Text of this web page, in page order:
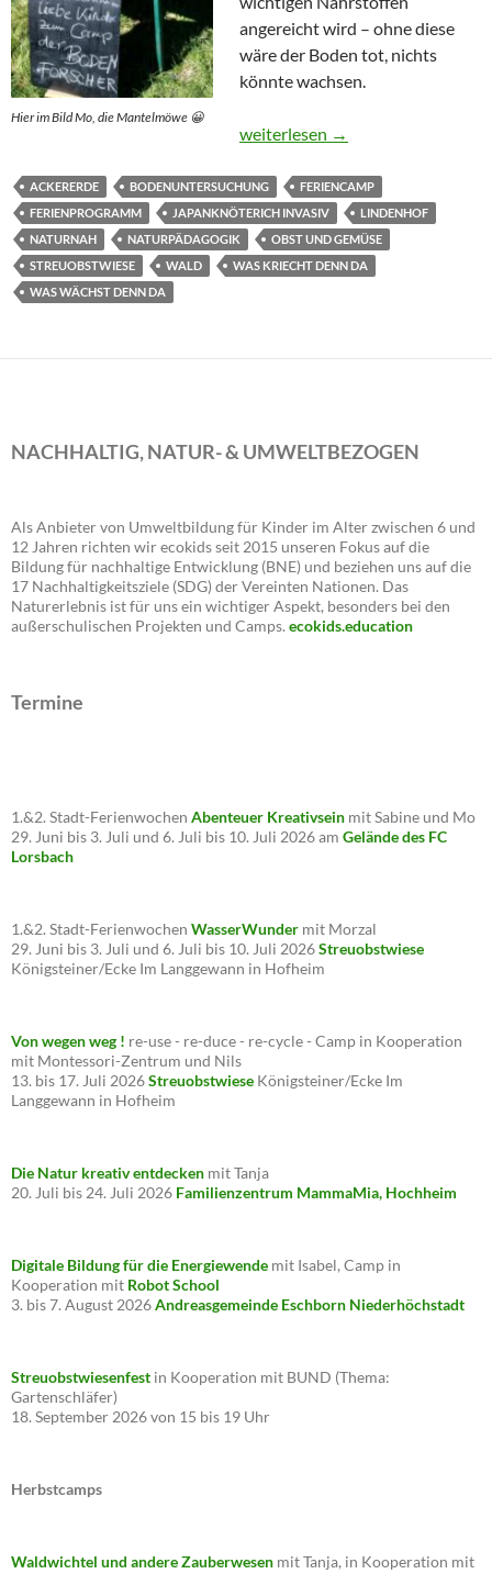
Hier im Bild Mo, die Mantelmöwe 😀
angereicht wird – ohne diese
wäre der Boden tot, nichts
könnte wachsen.
Die Bodenforscher haben
weiterlesen →
ACKERERDE BODENUNTERSUCHUNG
FERIENCAMP
FERIENPROGRAMM
JAPANKNÖTERICH INVASIV
LINDENHOF
NATURNAH
NATURPÄDAGOGIK
OBST UND GEMÜSE
STREUOBSTWIESE
WALD
WAS KRIECHT DENN DA
WAS WÄCHST DENN DA
NACHHALTIG, NATUR- & UMWELTBEZOGEN
Als Anbieter von Umweltbildung für Kinder im Alter zwischen 6 und
12 Jahren richten wir ecokids seit 2015 unseren Fokus auf die
Bildung für nachhaltige Entwicklung (BNE) und beziehen uns auf die
17 Nachhaltigkeitsziele (SDG) der Vereinten Nationen. Das
Naturerlebnis ist für uns ein wichtiger Aspekt, besonders bei den
außerschulischen Projekten und Camps. ecokids.education
Termine
1.&2. Stadt-Ferienwochen Abenteuer Kreativsein mit Sabine und Mo
29. Juni bis 3. Juli und 6. Juli bis 10. Juli 2026 am Gelände des FC
Lorsbach
1.&2. Stadt-Ferienwochen WasserWunder mit Morzal
29. Juni bis 3. Juli und 6. Juli bis 10. Juli 2026Streuobstwiese
Königsteiner/Ecke Im Langgewann in Hofheim
Von wegen weg ! re-use - re-duce - re-cycle - Camp in Kooperation
mit Montessori-Zentrum und Nils
13. bis 17. Juli 2026Streuobstwiese Königsteiner/Ecke Im
Langgewann in Hofheim
Die Natur kreativ entdecken mit Tanja
20. Juli bis 24. Juli 2026 Familienzentrum MammaMia, Hochheim
Digitale Bildung für die Energiewende mit Isabel, Camp in
Kooperation mit Robot School
3. bis 7. August 2026Andreasgemeinde Eschborn Niederhöchstadt
Streuobstwiesenfest in Kooperation mit BUND (Thema:
Gartenschläfer)
18. September 2026 von 15 bis 19 Uhr
Herbstcamps
Waldwichtel und andere Zauberwesen mit Tanja, in Kooperation mit